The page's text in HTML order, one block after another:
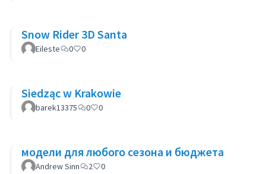
Snow Rider 3D Santa
Eileste 0 0
Siedząc w Krakowie
barek13375 0 0
модели для любого сезона и бюджета
Andrew Sinn 2 0